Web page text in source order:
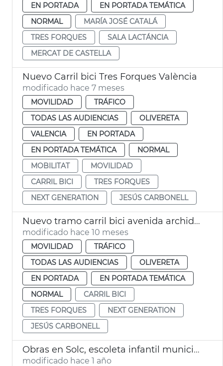
EN PORTADA
EN PORTADA TEMÁTICA
NORMAL
MARÍA JOSÉ CATALÁ
TRES FORQUES
SALA LACTÁNCIA
MERCAT DE CASTELLA
Nuevo Carril bici Tres Forques València
modificado hace 7 meses
MOVILIDAD
TRÁFICO
TODAS LAS AUDIENCIAS
OLIVERETA
VALENCIA
EN PORTADA
EN PORTADA TEMÁTICA
NORMAL
MOBILITAT
MOVILIDAD
CARRIL BICI
TRES FORQUES
NEXT GENERATION
JESÚS CARBONELL
Nuevo tramo carril bici avenida archiduque Carlos València
modificado hace 10 meses
MOVILIDAD
TRÁFICO
TODAS LAS AUDIENCIAS
OLIVERETA
EN PORTADA
EN PORTADA TEMÁTICA
NORMAL
CARRIL BICI
TRES FORQUES
NEXT GENERATION
JESÚS CARBONELL
Obras en Solc, escoleta infantil municipal València
modificado hace 1 año